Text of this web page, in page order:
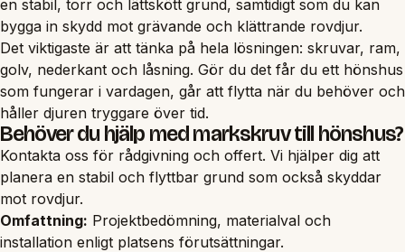
en stabil, torr och lättskött grund, samtidigt som du kan
bygga in skydd mot grävande och klättrande rovdjur.
Det viktigaste är att tänka på hela lösningen: skruvar, ram,
golv, nederkant och låsning. Gör du det får du ett hönshus
som fungerar i vardagen, går att flytta när du behöver och
håller djuren tryggare över tid.
Behöver du hjälp med markskruv till hönshus?
Kontakta oss för rådgivning och offert. Vi hjälper dig att
planera en stabil och flyttbar grund som också skyddar
mot rovdjur.
Omfattning: Projektbedömning, materialval och
installation enligt platsens förutsättningar.